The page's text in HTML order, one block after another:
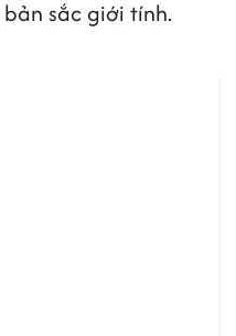
sắc giới tính.